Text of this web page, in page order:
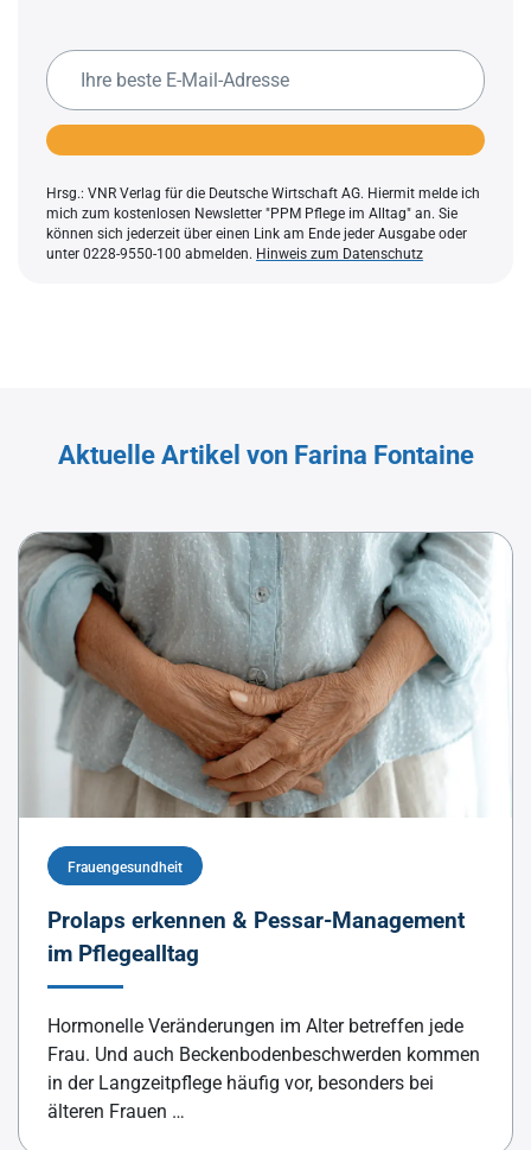
Hrsg.: VNR Verlag für die Deutsche Wirtschaft AG. Hiermit melde ich
mich zum kostenlosen Newsletter "PPM Pflege im Alltag" an. Sie
können sich jederzeit über einen Link am Ende jeder Ausgabe oder
unter 0228-9550-100 abmelden. Hinweis zum Datenschutz
Aktuelle Artikel von Farina Fontaine
Frauengesundheit
Prolaps erkennen & Pessar-Management
im Pflegealltag
Hormonelle Veränderungen im Alter betreffen jede
Frau. Und auch Beckenbodenbeschwerden kommen
in der Langzeitpflege häufig vor, besonders bei
älteren Frauen …